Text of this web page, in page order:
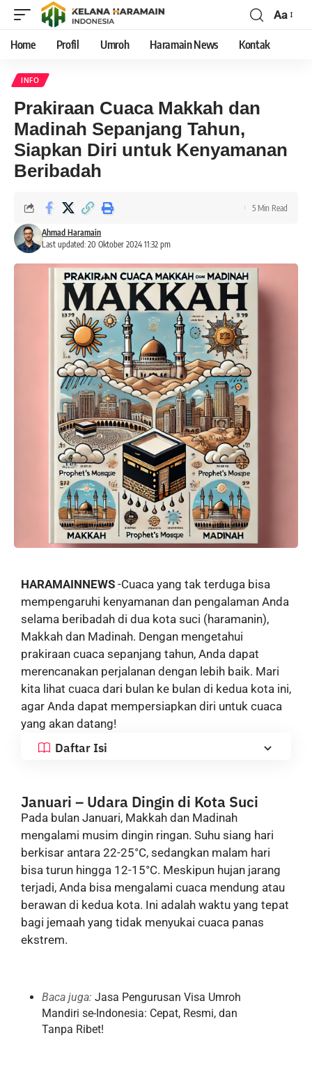
Aa
Home Profil Umroh Haramain News Kontak
INFO
Prakiraan Cuaca Makkah dan
Madinah Sepanjang Tahun,
Siapkan Diri untuk Kenyamanan
Beribadah
Last updated: 20 Oktober 2024 11:32 pm
Ahmad Haramain
5 Min Read
HARAMAINNEWS -Cuaca yang tak terduga bisa
mempengaruhi kenyamanan dan pengalaman Anda
selama beribadah di dua kota suci (haramanin),
Makkah dan Madinah. Dengan mengetahui
prakiraan cuaca sepanjang tahun, Anda dapat
merencanakan perjalanan dengan lebih baik. Mari
kita lihat cuaca dari bulan ke bulan di kedua kota ini,
agar Anda dapat mempersiapkan diri untuk cuaca
yang akan datang!
Daftar Isi
Januari – Udara Dingin di Kota Suci
Pada bulan Januari, Makkah dan Madinah
mengalami musim dingin ringan. Suhu siang hari
berkisar antara 22-25°C, sedangkan malam hari
bisa turun hingga 12-15°C. Meskipun hujan jarang
terjadi, Anda bisa mengalami cuaca mendung atau
berawan di kedua kota. Ini adalah waktu yang tepat
bagi jemaah yang tidak menyukai cuaca panas
ekstrem.
Baca juga: Jasa Pengurusan Visa Umroh
Mandiri se-Indonesia: Cepat, Resmi, dan
Tanpa Ribet!